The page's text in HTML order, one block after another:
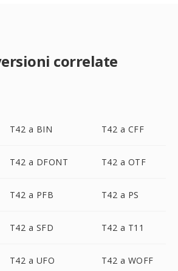
correlate
T42 a BIN T42 a CFF
T42 a DFONT T42 a OTF
T42 a PFB T42 a PS
T42 a SFD T42 a T11
T42 a UFO T42 a WOFF